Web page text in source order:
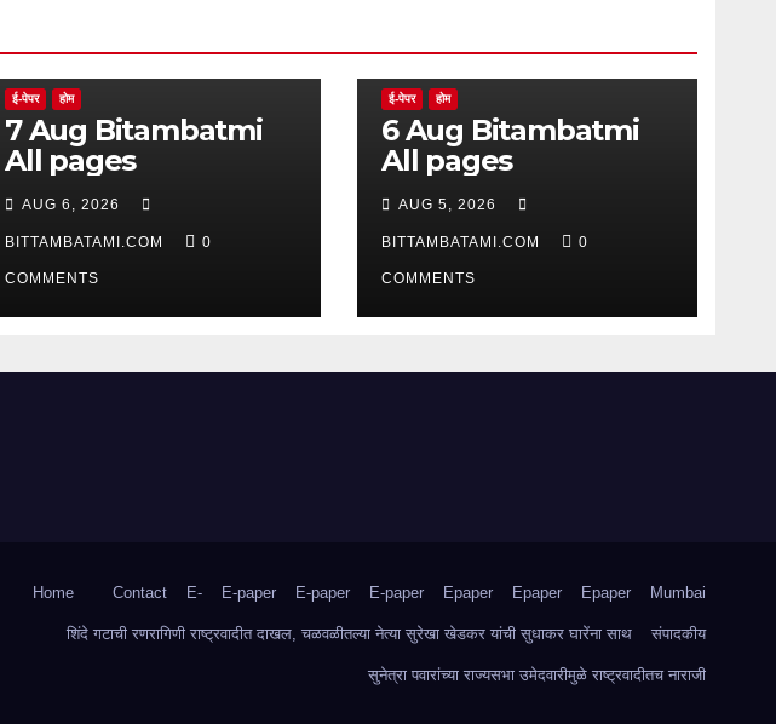
ई-पेपर होम
7 Aug Bitambatmi
All pages
AUG 6, 2026
BITTAMBATAMI.COM 0
COMMENTS
ई-पेपर होम
6 Aug Bitambatmi
All pages
AUG 5, 2026
BITTAMBATAMI.COM 0
COMMENTS
Home Contact E- E-paper E-paper E-paper Epaper Epaper Epaper Mumbai
शिंदे गटाची रणरागिणी राष्ट्रवादीत दाखल, चळवळीतल्या नेत्या सुरेखा खेडकर यांची सुधाकर घारेंना साथ संपादकीय
सुनेत्रा पवारांच्या राज्यसभा उमेदवारीमुळे राष्ट्रवादीतच नाराजी